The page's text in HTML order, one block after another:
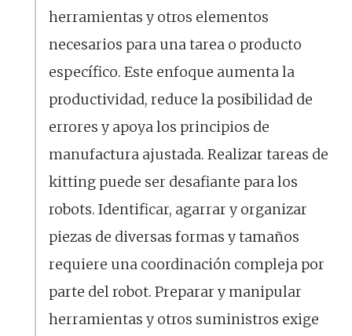
herramientas y otros elementos
necesarios para una tarea o producto
específico. Este enfoque aumenta la
productividad, reduce la posibilidad de
errores y apoya los principios de
manufactura ajustada. Realizar tareas de
kitting puede ser desafiante para los
robots. Identificar, agarrar y organizar
piezas de diversas formas y tamaños
requiere una coordinación compleja por
parte del robot. Preparar y manipular
herramientas y otros suministros exige